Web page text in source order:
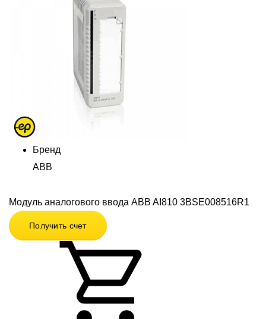
Бренд
ABB
Модуль аналогового ввода ABB AI810 3BSE008516R1
Получить счет